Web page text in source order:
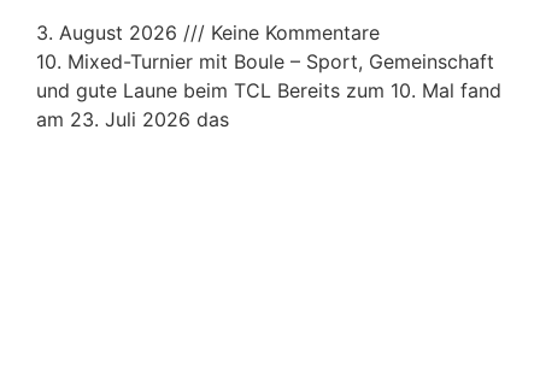
3. August 2026
Keine Kommentare
10. Mixed-Turnier mit Boule – Sport, Gemeinschaft
und gute Laune beim TCL Bereits zum 10. Mal fand
am 23. Juli 2026 das